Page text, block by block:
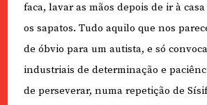
faca, lavar as mãos depois de ir à
os sapatos. Tudo aquilo que nos
de óbvio para um autista, e só
industriais de determinação e
de perseverar, numa repetição de